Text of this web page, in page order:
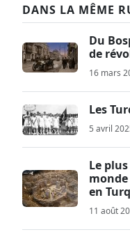
DANS LA MÊME
Du
de
16 mars
Les
5 avril
Le
en
11 août